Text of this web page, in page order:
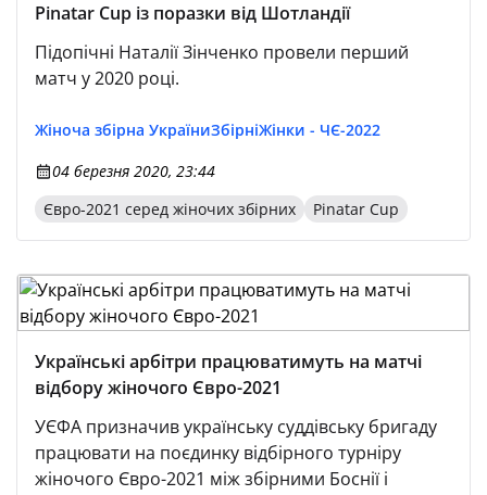
Pinatar Cup із поразки від Шотландії
Підопічні Наталії Зінченко провели перший
матч у 2020 році.
Жіноча збірна УкраїниЗбірніЖінки - ЧЄ-2022
04 березня 2020, 23:44
Євро-2021 серед жіночих збірних
Pinatar Cup
Українські арбітри працюватимуть на матчі
відбору жіночого Євро-2021
УЄФА призначив українську суддівську бригаду
працювати на поєдинку відбірного турніру
жіночого Євро-2021 між збірними Боснії і